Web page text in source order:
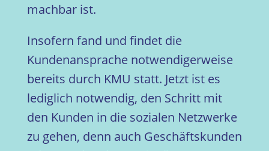
machbar ist.
Insofern fand und findet die
Kundenansprache notwendigerweise
bereits durch KMU statt. Jetzt ist es
lediglich notwendig, den Schritt mit
den Kunden in die sozialen Netzwerke
zu gehen, denn auch Geschäftskunden